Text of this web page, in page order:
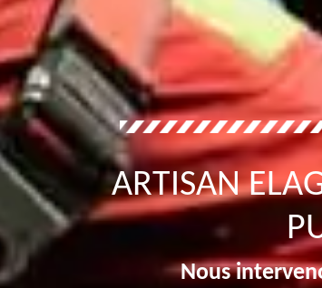
ARTISAN
Nous